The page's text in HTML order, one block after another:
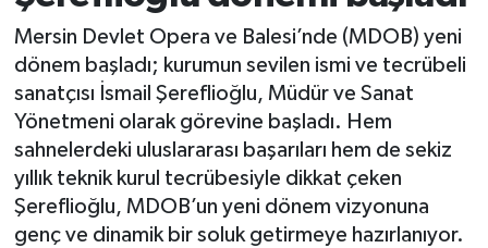
Mersin Devlet Opera ve Balesi’nde (MDOB) yeni
dönem başladı; kurumun sevilen ismi ve tecrübeli
sanatçısı İsmail Şereflioğlu, Müdür ve Sanat
Yönetmeni olarak görevine başladı. Hem
sahnelerdeki uluslararası başarıları hem de sekiz
yıllık teknik kurul tecrübesiyle dikkat çeken
Şereflioğlu, MDOB’un yeni dönem vizyonuna
genç ve dinamik bir soluk getirmeye hazırlanıyor.